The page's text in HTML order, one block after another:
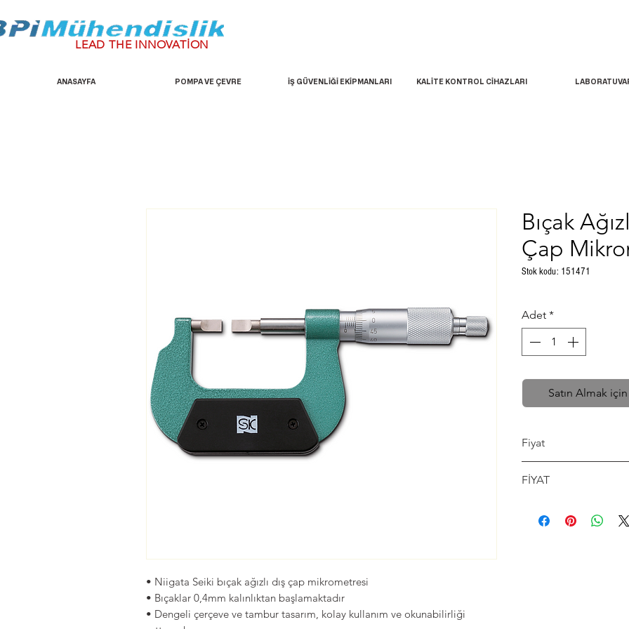
LEAD THE INNOVATİON
ANASAYFA POMPA VE ÇEVRE İŞ GÜVENLİĞİ EKİPMANLARI KALİTE KONTROL CİHAZLARI
• Niigata Seiki bıçak ağızlı dış çap mikrometresi
• Bıçaklar 0,4mm kalınlıktan başlamaktadır
• Dengeli çerçeve ve tambur tasarım, kolay kullanım ve okunabilirliği
Bıçak
Çap
Stok kodu: 151471
Adet *
Satın Almak
Fiyat
FİYAT